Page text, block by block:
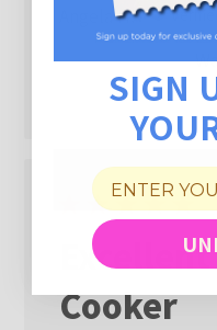
Angela H.
Cooker
SIGN